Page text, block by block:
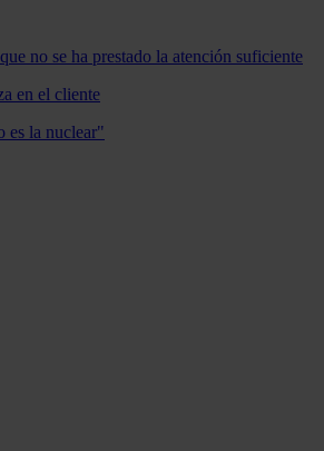
no se ha prestado la atención suficiente
en el cliente
es la nuclear"